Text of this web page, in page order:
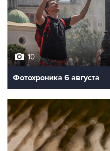
10
Фотохроника 6 августа